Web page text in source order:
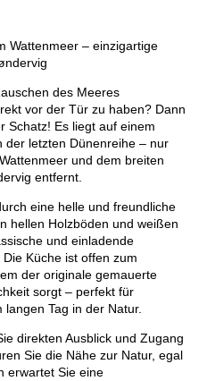
Wattenmeer – einzigartige
des Meeres
vor der Tür zu haben? Dann
Schatz! Es liegt auf einem
der letzten Dünenreihe – nur
und dem breiten
entfernt.
eine helle und freundliche
hellen Holzböden und weißen
und einladende
Küche ist offen zum
der originale gemauerte
sorgt – perfekt für
Tag in der Natur.
direkten Ausblick und Zugang
Sie die Nähe zur Natur, egal
erwartet Sie eine